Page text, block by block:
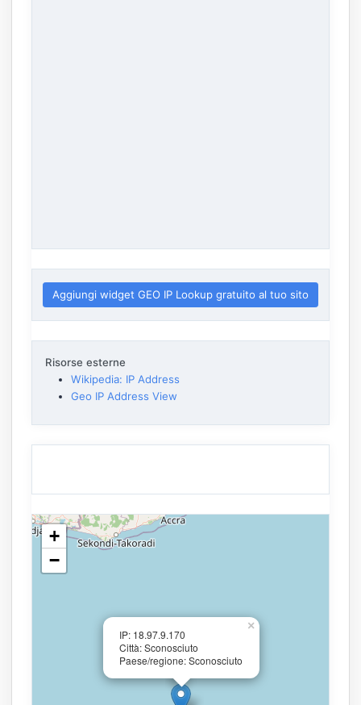
Aggiungi widget GEO IP Lookup gratuito al tuo sito
Risorse esterne
Wikipedia: IP Address
Geo IP Address View
IP: 18.97.9.170
Città: Sconosciuto
Paese/regione: Sconosciuto
×
+
−